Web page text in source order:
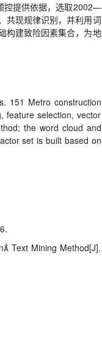
控提供依据，选取2002—
共现规律识别，并利用词
构建致险因素集合，为地
151 Metro construction
feature selection, vector
the word cloud and
set is built based on
Text Mining Method[J].